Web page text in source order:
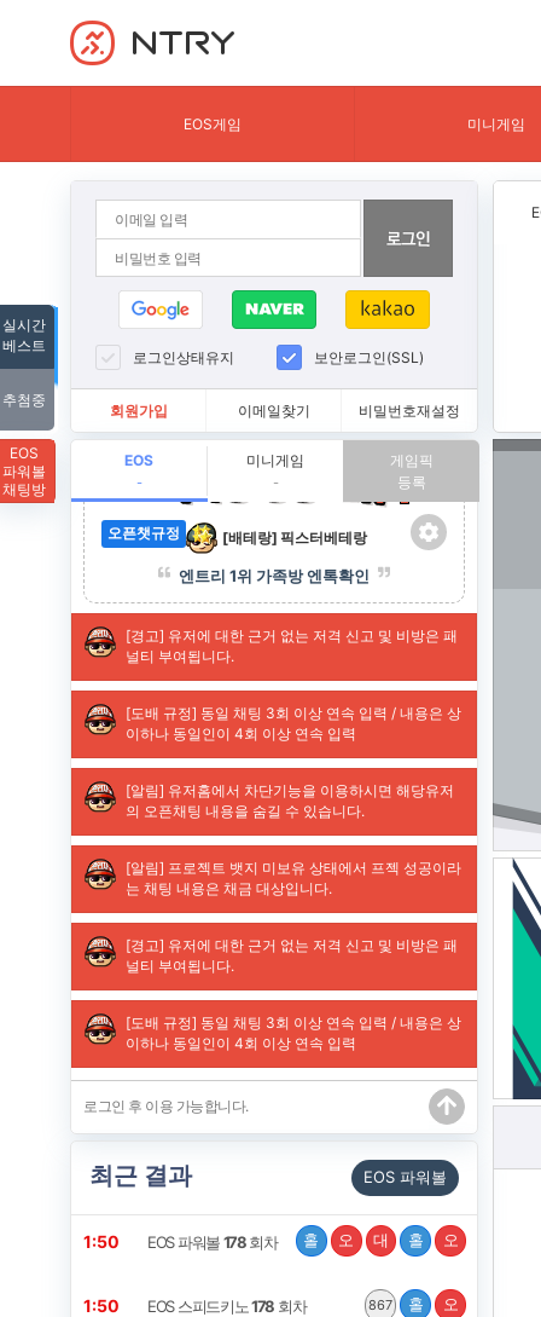
NTRY
EOS게임 미니게임
로그인상태유지 보안로그인(SSL)
회원가입 이메일찾기 비밀번호재설정
EOS
-
미니게임
-
게임픽
등록
최근 결과 EOS 파워볼
1:49 EOS 파워볼178회차 홀 오 대 홀 오
1:49 EOS 스피드키노178 회차 867 홀 오
실시간
베스트
추첨중
EOS
파워볼
채팅방